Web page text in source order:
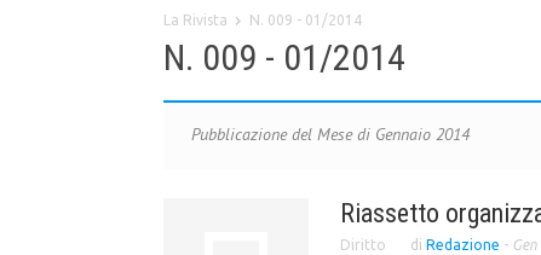
La Rivista N. 009 - 01/2014
N. 009 - 01/2014
Pubblicazione del Mese di Gennaio 2014
Riassetto
Diritto di Redazione -